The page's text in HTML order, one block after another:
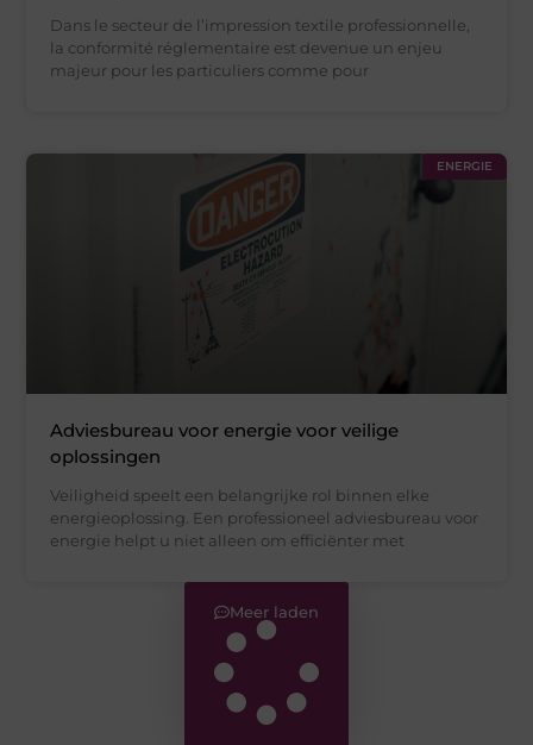
Dans le secteur de l’impression textile professionnelle,
la conformité réglementaire est devenue un enjeu
majeur pour les particuliers comme pour
ENERGIE
Adviesbureau voor energie voor veilige
oplossingen
Veiligheid speelt een belangrijke rol binnen elke
energieoplossing. Een professioneel adviesbureau voor
energie helpt u niet alleen om efficiënter met
Meer laden